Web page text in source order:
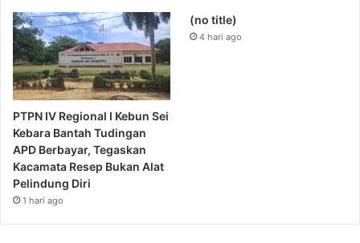
PTPN IV Regional I Kebun Sei
Kebara Bantah Tudingan
APD Berbayar, Tegaskan
Kacamata Resep Bukan Alat
Pelindung Diri
1 hari ago
(no title)
4 hari ago